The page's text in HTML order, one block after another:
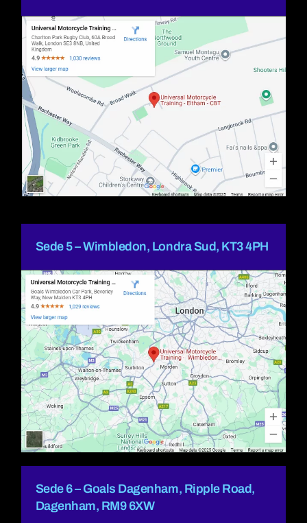
Sede 5 – Wimbledon, Londra Sud, KT3 4PH
Sede 6 – Goals Dagenham, Ripple Road,
Dagenham, RM9 6XW